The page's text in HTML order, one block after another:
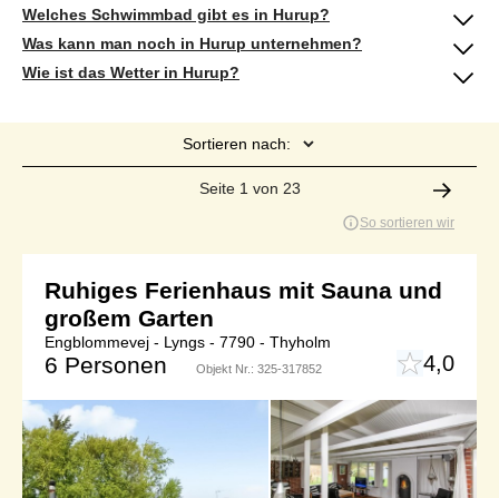
Welches Schwimmbad gibt es in Hurup?
Was kann man noch in Hurup unternehmen?
Wie ist das Wetter in Hurup?
Sortieren nach:
Seite 1 von 23
So sortieren wir
Ruhiges Ferienhaus mit Sauna und
großem Garten
Engblommevej - Lyngs - 7790 - Thyholm
6 Personen Objekt Nr.: 325-317852 4,0